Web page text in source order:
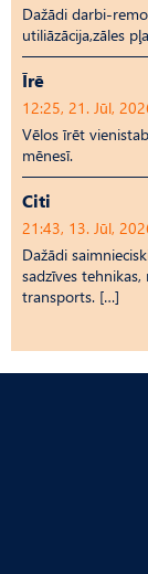
Dažādi darbi-
utiliāzācija,zāles
Īrē
12:25, 21. Jūl,
Vēlos īrēt
mēnesī.
Citi
21:43, 13. Jūl,
Dažādi
sadzīves
transports. […]